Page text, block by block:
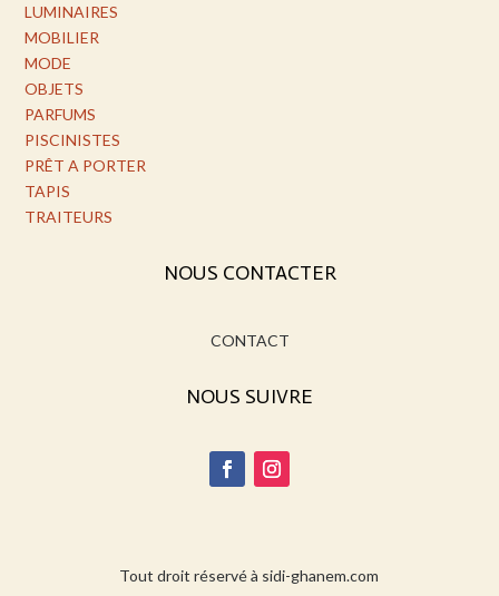
LUMINAIRES
MOBILIER
MODE
OBJETS
PARFUMS
PISCINISTES
PRÊT A PORTER
TAPIS
TRAITEURS
NOUS CONTACTER
CONTACT
NOUS SUIVRE
Tout droit réservé à sidi-ghanem.com